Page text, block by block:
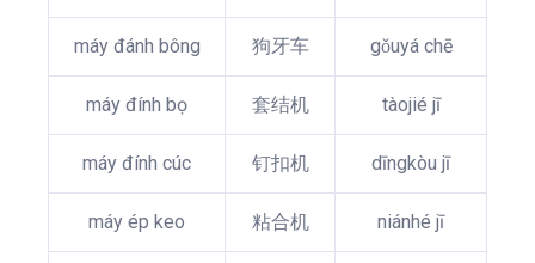
máy đánh bông 狗牙车 gǒuyá chē
máy đính bọ 套结机 tàojié jī
máy đính cúc 钉扣机 dīngkòu jī
máy ép keo 粘合机 niánhé jī